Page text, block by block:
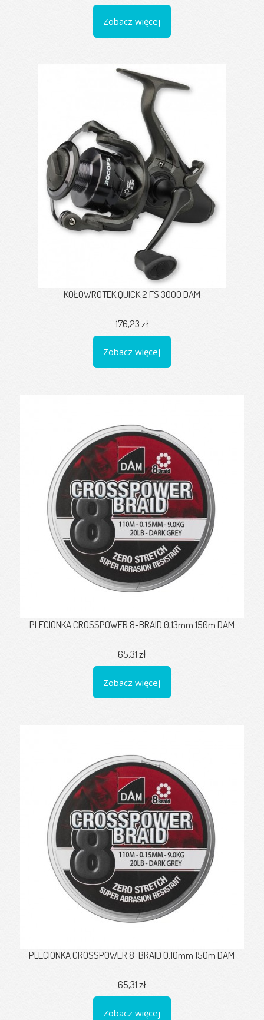
Zobacz więcej
KOŁOWROTEK QUICK 2 FS 3000 DAM
176,23 zł
Zobacz więcej
PLECIONKA CROSSPOWER 8-BRAID 0,13mm 150m DAM
65,31 zł
Zobacz więcej
PLECIONKA CROSSPOWER 8-BRAID 0,10mm 150m DAM
65,31 zł
Zobacz więcej